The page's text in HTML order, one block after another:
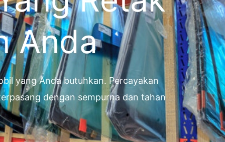
Anda
yang Anda butuhkan. Percayakan
dengan sempurna dan tahan